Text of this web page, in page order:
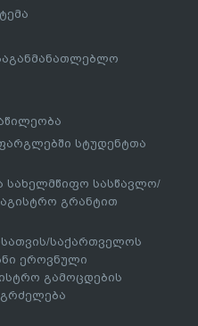
სტუდენტთა
სახელმწიფო სასწავლო/
გრანტით
საქართველოს
ეროვნული
გამოცდების